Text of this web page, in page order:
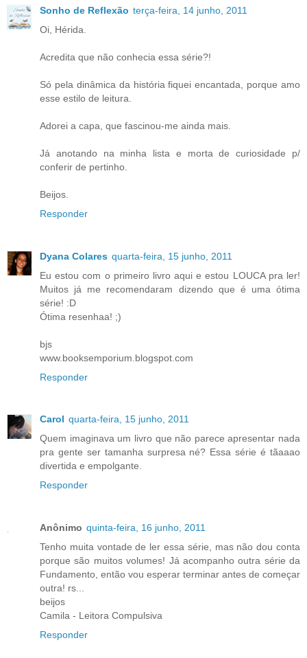
Sonho de Reflexão terça-feira, 14 junho, 2011
Oi, Hérida.
Acredita que não conhecia essa série?!
Só pela dinâmica da história fiquei encantada, porque amo
esse estilo de leitura.
Adorei a capa, que fascinou-me ainda mais.
Já anotando na minha lista e morta de curiosidade p/
conferir de pertinho.
Beijos.
Responder
Dyana Colares quarta-feira, 15 junho, 2011
Eu estou com o primeiro livro aqui e estou LOUCA pra ler!
Muitos já me recomendaram dizendo que é uma ótima
série! :D
Ótima resenhaa! ;)
bjs
www.booksemporium.blogspot.com
Responder
Carol quarta-feira, 15 junho, 2011
Quem imaginava um livro que não parece apresentar nada
pra gente ser tamanha surpresa né? Essa série é tãaaao
divertida e empolgante.
Responder
Anônimo quinta-feira, 16 junho, 2011
Tenho muita vontade de ler essa série, mas não dou conta
porque são muitos volumes! Já acompanho outra série da
Fundamento, então vou esperar terminar antes de começar
outra! rs...
beijos
Camila - Leitora Compulsiva
Responder